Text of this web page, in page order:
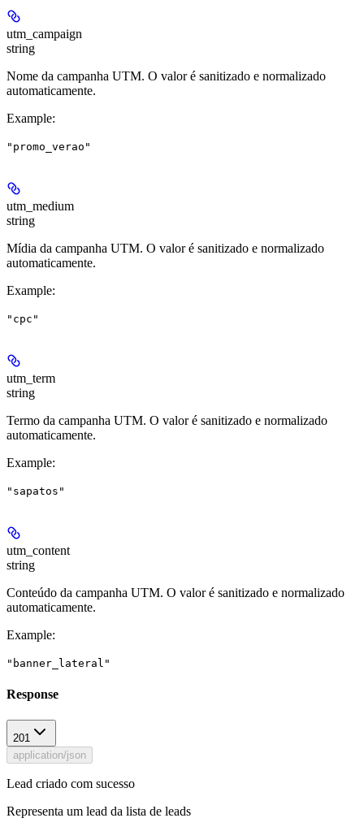
utm_campaign
string
Nome da campanha UTM. O valor é sanitizado e normalizado
automaticamente.
Example:
"promo_verao"
utm_medium
string
Mídia da campanha UTM. O valor é sanitizado e normalizado
automaticamente.
Example:
"cpc"
utm_term
string
Termo da campanha UTM. O valor é sanitizado e normalizado
automaticamente.
Example:
"sapatos"
utm_content
string
Conteúdo da campanha UTM. O valor é sanitizado e normalizado
automaticamente.
Example:
"banner_lateral"
Response
201
application/json
Lead criado com sucesso
Representa um lead da lista de leads